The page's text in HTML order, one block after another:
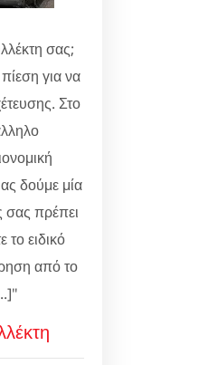
σας;
για να
Στο
δούμε μία
σας πρέπει
το ειδικό
από το